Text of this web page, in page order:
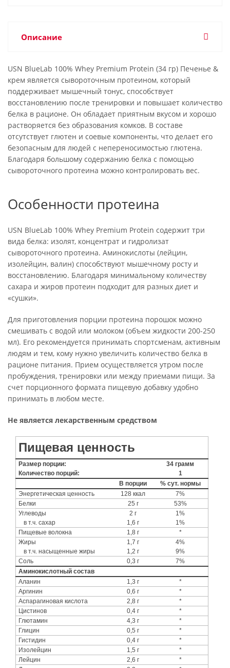
Описание
USN BlueLab 100% Whey Premium Protein (34 гр) Печенье &
крем является сывороточным протеином, который
поддерживает мышечный тонус, способствует
восстановлению после тренировки и повышает количество
белка в рационе. Он обладает приятным вкусом и хорошо
растворяется без образования комков. В составе
отсутствует глютен и соевые компоненты, что делает его
безопасным для людей с непереносимостью глютена.
Благодаря большому содержанию белка с помощью
сывороточного протеина можно контролировать вес.
Особенности протеина
USN BlueLab 100% Whey Premium Protein содержит три
вида белка: изолят, концентрат и гидролизат
сывороточного протеина. Аминокислоты (лейцин,
изолейцин, валин) способствуют мышечному росту и
восстановлению. Благодаря минимальному количеству
сахара и жиров протеин подходит для разных диет и
«сушки».
Для приготовления порции протеина порошок можно
смешивать с водой или молоком (объем жидкости 200-250
мл). Его рекомендуется принимать спортсменам, активным
людям и тем, кому нужно увеличить количество белка в
рационе питания. Прием осуществляется утром после
пробуждения, тренировки или между приемами пищи. За
счет порционного формата пищевую добавку удобно
принимать в любом месте.
Не является лекарственным средством
Пищевая ценность
Размер порции:
34 грамм
Количество порций:
1
В порции
% сут. нормы
Энергетическая ценность
128 ккал
7%
Белки
25 г
53%
Углеводы
2 г
1%
в т.ч. сахар
1,6 г
1%
Пищевые волокна
1,8 г
*
Жиры
1,7 г
4%
в т.ч. насыщенные жиры
1,2 г
9%
Соль
0,3 г
7%
Аминокислотный состав
Аланин
1,3 г
*
Аргинин
0,6 г
*
Аспарагиновая кислота
2,8 г
*
Цистинов
0,4 г
*
Глютамин
4,3 г
*
Глицин
0,5 г
*
Гистидин
0,4 г
*
Изолейцин
1,5 г
*
Лейцин
2,6 г
*